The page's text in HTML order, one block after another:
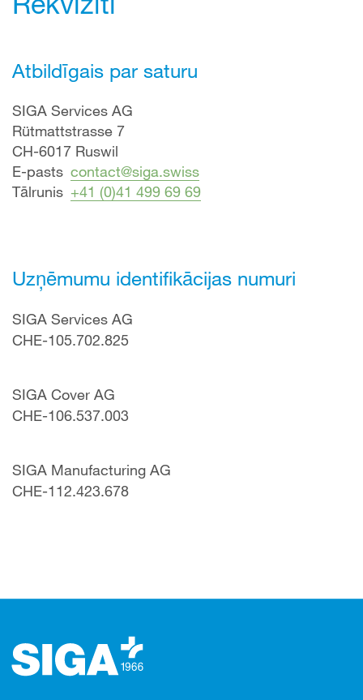
Atbildīgais par saturu
SIGA Services AG
Rütmattstrasse 7
CH-6017 Ruswil
E-pasts contact@siga.swiss
Tālrunis +41 (0)41 499 69 69
Uzņēmumu identifikācijas numuri
SIGA Services AG
CHE-105.702.825
SIGA Cover AG
CHE-106.537.003
SIGA Manufacturing AG
CHE-112.423.678